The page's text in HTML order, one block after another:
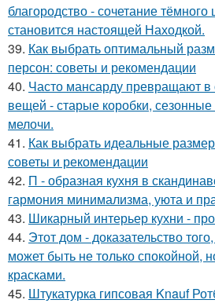
благородство - сочетание
становится настоящей Находкой.
39. Как выбрать оптимальный
персон: советы и рекомендации
40. Часто мансарду превращают
вещей - старые коробки,
мелочи.
41. Как выбрать идеальные
советы и рекомендации
42. П - образная кухня в
гармония минимализма, уюта и
43. Шикарный интерьер кухни -
44. Этот дом - доказательство
может быть не только спокойной,
красками.
45. Штукатурка гипсовая Knauf